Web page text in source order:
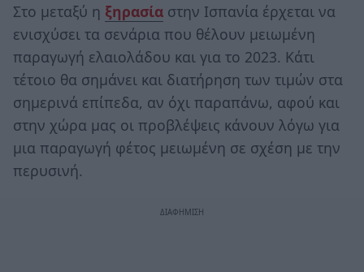
Στο μεταξύ η ξηρασία στην Ισπανία έρχεται να
ενισχύσει τα σενάρια που θέλουν μειωμένη
παραγωγή ελαιολάδου και για το 2023. Κάτι
τέτοιο θα σημάνει και διατήρηση των τιμών στα
σημερινά επίπεδα, αν όχι παραπάνω, αφού και
στην χώρα μας οι προβλέψεις κάνουν λόγω για
μια παραγωγή φέτος μειωμένη σε σχέση με την
περυσινή.